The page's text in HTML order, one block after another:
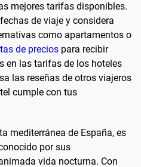
mejores tarifas disponibles.
de viaje y considera
como apartamentos o
de precios para recibir
en las tarifas de los hoteles
las reseñas de otros viajeros
cumple con tus
mediterránea de España, es
por sus
vida nocturna. Con